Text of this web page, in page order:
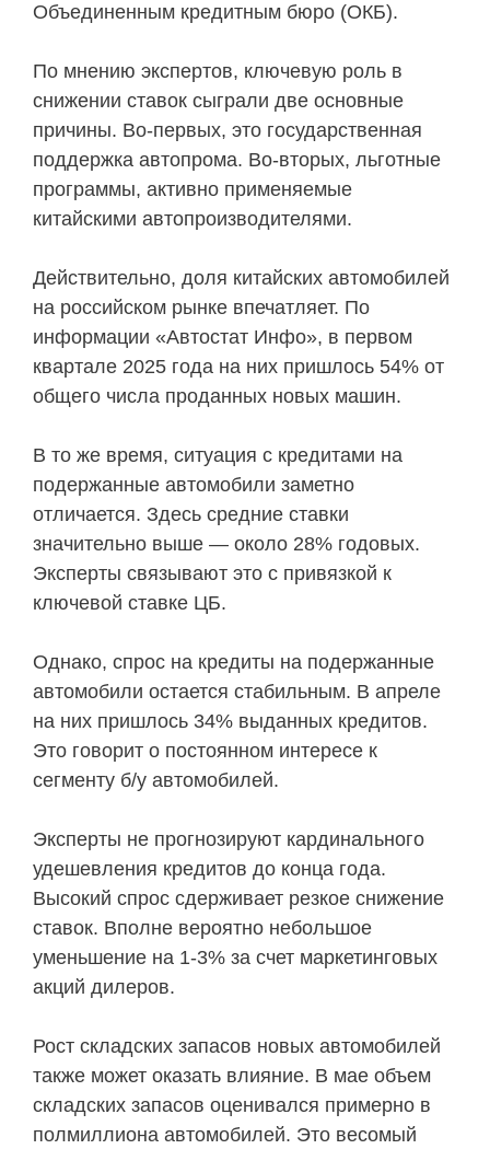
Объединенным кредитным бюро (ОКБ).
По мнению экспертов, ключевую роль в
снижении ставок сыграли две основные
причины. Во-первых, это государственная
поддержка автопрома. Во-вторых, льготные
программы, активно применяемые
китайскими автопроизводителями.
Действительно, доля китайских автомобилей
на российском рынке впечатляет. По
информации «Автостат Инфо», в первом
квартале 2025 года на них пришлось 54% от
общего числа проданных новых машин.
В то же время, ситуация с кредитами на
подержанные автомобили заметно
отличается. Здесь средние ставки
значительно выше — около 28% годовых.
Эксперты связывают это с привязкой к
ключевой ставке ЦБ.
Однако, спрос на кредиты на подержанные
автомобили остается стабильным. В апреле
на них пришлось 34% выданных кредитов.
Это говорит о постоянном интересе к
сегменту б/у автомобилей.
Эксперты не прогнозируют кардинального
удешевления кредитов до конца года.
Высокий спрос сдерживает резкое снижение
ставок. Вполне вероятно небольшое
уменьшение на 1-3% за счет маркетинговых
акций дилеров.
Рост складских запасов новых автомобилей
также может оказать влияние. В мае объем
складских запасов оценивался примерно в
полмиллиона автомобилей. Это весомый